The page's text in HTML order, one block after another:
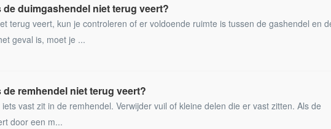
de duimgashendel niet terug veert?
terug veert, kun je controleren of er voldoende ruimte is tussen de gashendel en
geval is, moet je ...
remhendel niet terug veert?
vast zit in de remhendel. Verwijder vuil of kleine delen die er vast zitten. Als de
door een m...